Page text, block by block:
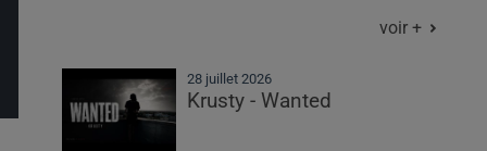
voir +
28 juillet 2026
Krusty - Wanted